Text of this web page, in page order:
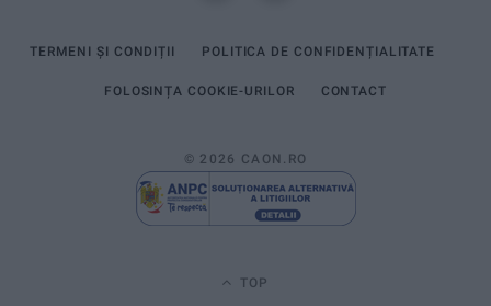
TERMENI ȘI CONDIȚII POLITICA DE CONFIDENȚIALITATE
FOLOSINȚA COOKIE-URILOR CONTACT
© 2026 CAON.RO
TOP